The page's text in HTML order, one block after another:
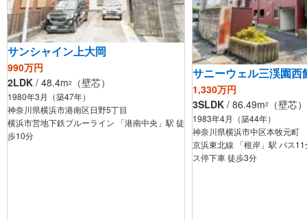
サンシャイン上大岡
990万円
2LDK / 48.4m2 （壁芯）
1980年3月（築47年）
神奈川県横浜市港南区日野5丁目
横浜市営地下鉄ブルーライン 「港南中央」駅 徒
歩10分
サニーウェル三渓園西
1,330万円
3SLDK / 86.49m2 （壁芯）
1983年4月（築44年）
神奈川県横浜市中区本牧元町
京浜東北線 「根岸」駅 バス
ス停下車 徒歩3分